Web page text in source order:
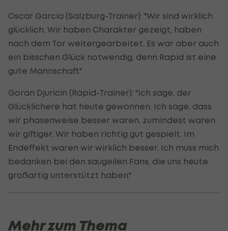
Oscar Garcia (Salzburg-Trainer): "Wir sind wirklich
glücklich. Wir haben Charakter gezeigt, haben
nach dem Tor weitergearbeitet. Es war aber auch
ein bisschen Glück notwendig, denn Rapid ist eine
gute Mannschaft."
Goran Djuricin (Rapid-Trainer): "Ich sage, der
Glücklichere hat heute gewonnen. Ich sage, dass
wir phasenweise besser waren, zumindest waren
wir giftiger. Wir haben richtig gut gespielt. Im
Endeffekt waren wir wirklich besser. Ich muss mich
bedanken bei den saugeilen Fans, die uns heute
großartig unterstützt haben."
Mehr zum Thema